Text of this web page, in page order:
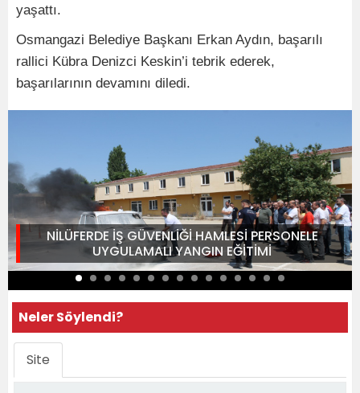
yaşattı.
Osmangazi Belediye Başkanı Erkan Aydın, başarılı
rallici Kübra Denizci Keskin’i tebrik ederek,
başarılarının devamını diledi.
NİLÜFERDE İŞ GÜVENLİĞİ HAMLESİ PERSONELE
UYGULAMALI YANGIN EĞİTİMİ
Neler Söylendi?
Site